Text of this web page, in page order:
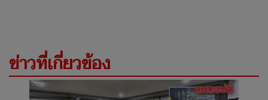
ข่าวที่เกี่ยวข้อง